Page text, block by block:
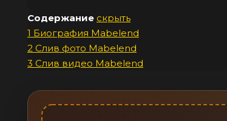
Содержание скрыть
1 Биография Mabelend
2 Слив фото Mabelend
3 Слив видео Mabelend